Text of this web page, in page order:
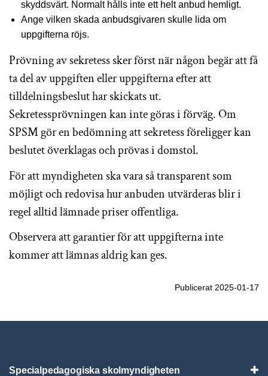
skyddsvärt. Normalt hålls inte ett helt anbud hemligt.
Ange vilken skada anbudsgivaren skulle lida om
uppgifterna röjs.
Prövning av sekretess sker först när någon begär att få
ta del av uppgiften eller uppgifterna efter att
tilldelningsbeslut har skickats ut.
Sekretessprövningen kan inte göras i förväg. Om
SPSM gör en bedömning att sekretess föreligger kan
beslutet överklagas och prövas i domstol.
För att myndigheten ska vara så transparent som
möjligt och redovisa hur anbuden utvärderas blir i
regel alltid lämnade priser offentliga.
Observera att garantier för att uppgifterna inte
kommer att lämnas aldrig kan ges.
Publicerat 2025-01-17
Specialpedagogiska skolmyndigheten